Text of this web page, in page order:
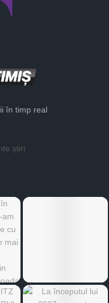
în timp real
știri